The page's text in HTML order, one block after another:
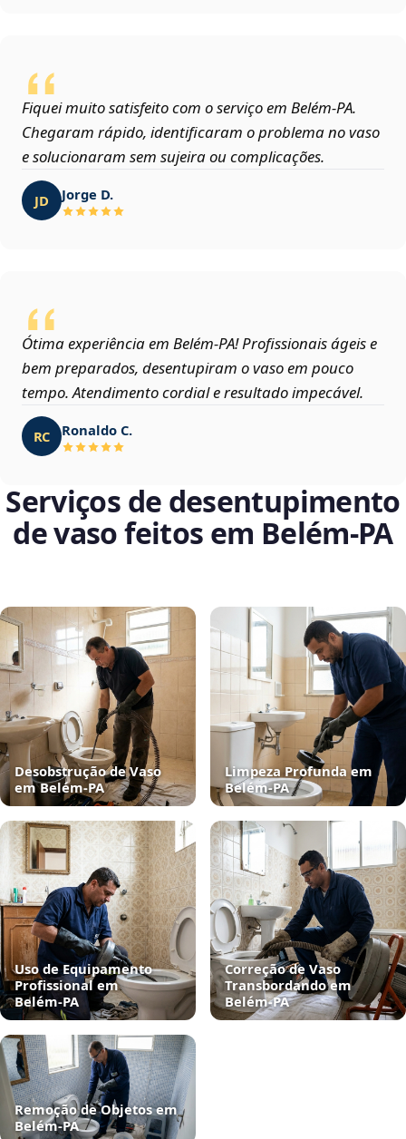
Fiquei muito satisfeito com o serviço em Belém‑PA.
Chegaram rápido, identificaram o problema no vaso
e solucionaram sem sujeira ou complicações.
JD Jorge D.
Ótima experiência em Belém‑PA! Profissionais ágeis e
bem preparados, desentupiram o vaso em pouco
tempo. Atendimento cordial e resultado impecável.
RC Ronaldo C.
Serviços de desentupimento
de vaso feitos em Belém‑PA
Desobstrução de Vaso
em Belém‑PA
Limpeza Profunda em
Belém‑PA
Uso de Equipamento
Profissional em
Belém‑PA
Correção de Vaso
Transbordando em
Belém‑PA
Remoção de Objetos em
Belém‑PA